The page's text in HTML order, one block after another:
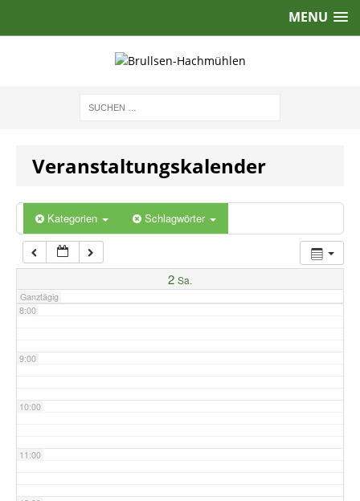
MENU
Veranstaltungskalender
Kategorien Schlagwörter
2 Sa.
Ganztägig
5:00
6:00
7:00
8:00
9:00
10:00
11:00